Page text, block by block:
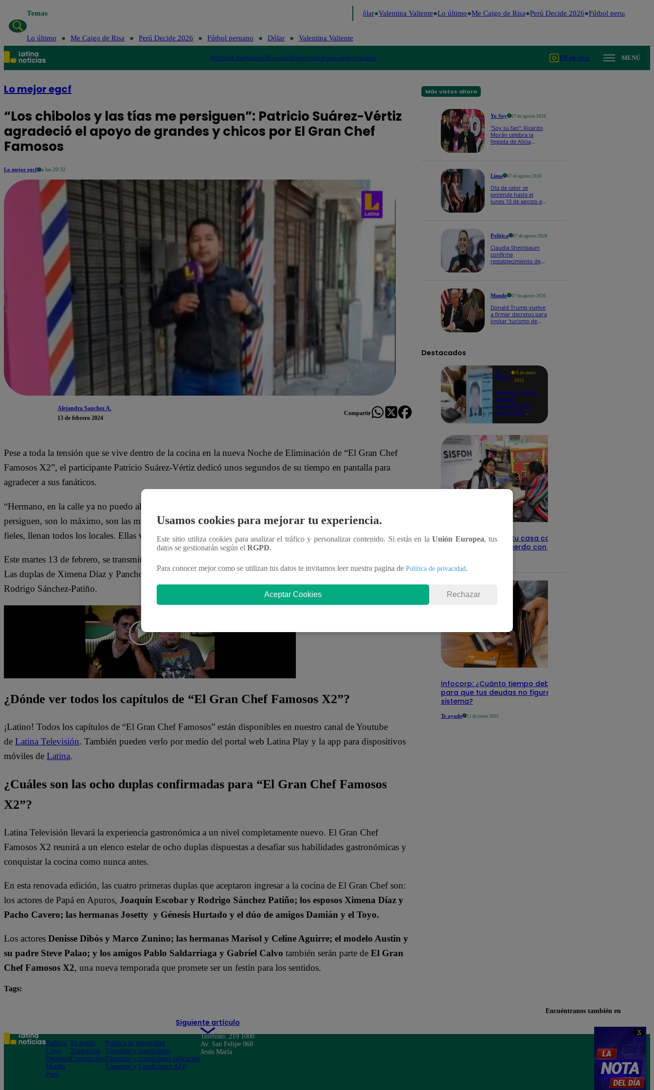
X
Temas Dólar Valentina Valiente Lo último Me Caigo de Risa Perú Decide 2026 Fútbol peruano
Lo último Me Caigo de Risa Perú Decide 2026 Fútbol peruano Dólar Valentina Valiente
PolíticaLimaMundoTe ayudoTendenciasDeportesEspectáculos TV en vivo MENÚ
Lo mejor egcf
“Los chibolos y las tías me persiguen”: Patricio Suárez-Vértiz
agradeció el apoyo de grandes y chicos por El Gran Chef
Famosos
Lo mejor egcf a las 20:32
Alejandra Sanchez A.
13 de febrero 2024
Compartir
Pese a toda la tensión que se vive dentro de la cocina en la nueva Noche de Eliminación de “El Gran Chef
Famosos X2”, el participante Patricio Suárez-Vértiz dedicó unos segundos de su tiempo en pantalla para
agradecer a sus fanáticos.
“Hermano, en la calle ya no puedo almorzar en ningún lado porque todos los chibolos y las tías me
persiguen, son lo máximo, son las mejores fans”, aseguró el ex Arena Hash. “Mis tías de 85 son lo máximo,
fieles, llenan todos los locales. Ellas van a ser las mejores juezas. Como tiene que ser”, agregó.
Este martes 13 de febrero, se transmite la segunda Noche de Eliminación en “El Gran Chef Famosos X2”.
Las duplas de Ximena Díaz y Pancho Cavero; Patricio Suárez- Vértiz y Arturo Pomar Jr; y Joaquín Escobar y
Rodrigo Sánchez-Patiño.
¿Dónde ver todos los capítulos de “El Gran Chef Famosos X2”?
¡Latino! Todos los capítulos de “El Gran Chef Famosos” están disponibles en nuestro canal de Youtube
de Latina Televisión. También pueden verlo por medio del portal web Latina Play y la app para dispositivos
móviles de Latina.
¿Cuáles son las ocho duplas confirmadas para “El Gran Chef Famosos
X2”?
Latina Televisión llevará la experiencia gastronómica a un nivel completamente nuevo. El Gran Chef
Famosos X2 reunirá a un elenco estelar de ocho duplas dispuestas a desafiar sus habilidades gastronómicas y
conquistar la cocina como nunca antes.
En esta renovada edición, las cuatro primeras duplas que aceptaron ingresar a la cocina de El Gran Chef son:
los actores de Papá en Apuros, Joaquín Escobar y Rodrigo Sánchez Patiño; los esposos Ximena Díaz y
Pacho Cavero; las hermanas Josetty y Génesis Hurtado y el dúo de amigos Damián y el Toyo.
Los actores Denisse Dibós y Marco Zunino; las hermanas Marisol y Celine Aguirre; el modelo Austin y
su padre Steve Palao; y los amigos Pablo Saldarriaga y Gabriel Calvo también serán parte de El Gran
Chef Famosos X2, una nueva temporada que promete ser un festín para los sentidos.
Tags:
Siguiente artículo
Más vistos ahora
Yo Soy 07 de agosto 2026
"Soy su fan": Ricardo
Morán celebra la
llegada de Alicia
Lima 07 de agosto 2026
Ola de calor se
extiende hasta el
lunes 10 de agosto en
Política 07 de agosto 2026
Claudia Sheinbaum
confirma
restablecimiento de
Mundo 07 de agosto 2026
Donald Trump vuelve
a firmar decretos para
limitar 'turismo de
Destacados
Te
ayudo
26 de mayo
2025
Revisa si tienes
deudas
consultando
con tu DNI:
Revisa con tu DNI si tu casa califica
como pobre, de acuerdo con el Sisfoh
Infocorp: ¿Cuánto tiempo debe pasar
para que tus deudas no figuren en su
sistema?
Te ayudo 11 de junio 2025
Usamos cookies para mejorar tu experiencia.
Este sitio utiliza cookies para analizar el tráfico y personalizar contenido. Si estás en laUnión Europea, tus
datos se gestionarán según el RGPD.
Para conocer mejor como se utilizan tus datos te invitamos leer nuestra pagina de Política de privacidad.
Aceptar Cookies Rechazar
Encuéntranos también en
Política
Lima
Deportes
Mundo
Perú
Te ayudo
Tendencias
Espectáculos
Política de privacidad
Términos y condiciones
Términos y condiciones aplicación
Términos y Condiciones APP
Teléfono: 219 1000
Av. San Felipe 968
Jesús María